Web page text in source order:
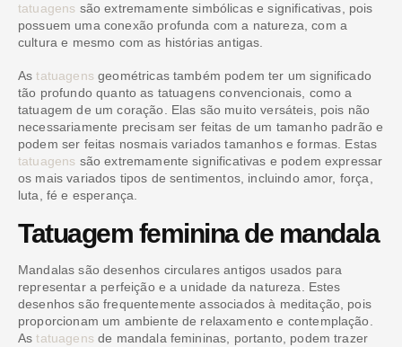
tatuagens são extremamente simbólicas e significativas, pois
possuem uma conexão profunda com a natureza, com a
cultura e mesmo com as histórias antigas.
Astatuagens geométricas também podem ter um significado
tão profundo quanto as tatuagens convencionais, como a
tatuagem de um coração. Elas são muito versáteis, pois não
necessariamente precisam ser feitas de um tamanho padrão e
podem ser feitas nosmais variados tamanhos e formas. Estas
tatuagens são extremamente significativas e podem expressar
os mais variados tipos de sentimentos, incluindo amor, força,
luta, fé e esperança.
Tatuagem feminina de mandala
Mandalas são desenhos circulares antigos usados para
representar a perfeição e a unidade da natureza. Estes
desenhos são frequentemente associados à meditação, pois
proporcionam um ambiente de relaxamento e contemplação.
Astatuagens de mandala femininas, portanto, podem trazer